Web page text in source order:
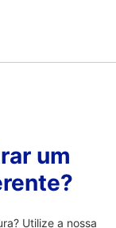
um
Utilize a nossa